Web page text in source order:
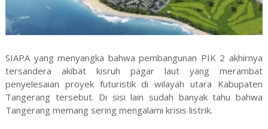
SIAPA yang menyangka bahwa pembangunan PIK 2 akhirnya
tersandera akibat kisruh pagar laut yang merambat
penyelesaian proyek futuristik di wilayah utara Kabupaten
Tangerang tersebut. Di sisi lain sudah banyak tahu bahwa
Tangerang memang sering mengalami krisis listrik.